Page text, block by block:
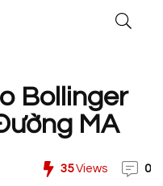
Bollinger
MA
35Views 0